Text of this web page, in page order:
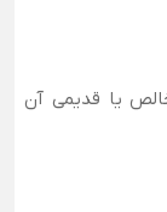
یا قدیمی آن